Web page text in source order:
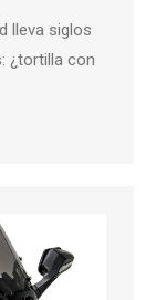
lleva siglos
¿tortilla con